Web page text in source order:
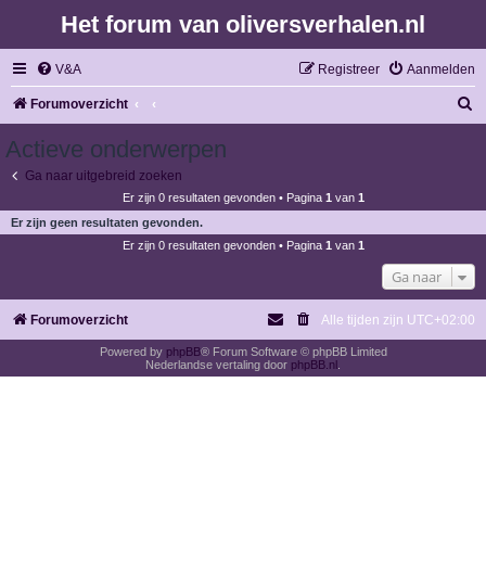
Het forum van oliversverhalen.nl
V&A Aanmelden
Registreer
Forumoverzicht
Actieve onderwerpen
Ga naar uitgebreid zoeken
Er zijn 0 resultaten gevonden • Pagina 1van 1
Er zijn geen resultaten gevonden.
Er zijn 0 resultaten gevonden • Pagina 1van 1
Ga naar
Forumoverzicht Alle tijden zijn UTC+02:00
Powered by phpBB® Forum Software © phpBB Limited
Nederlandse vertaling door phpBB.nl .